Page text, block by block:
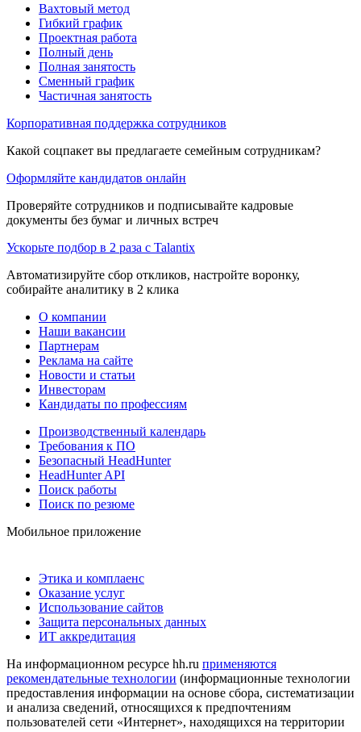
Вахтовый метод
Гибкий график
Проектная работа
Полный день
Полная занятость
Сменный график
Частичная занятость
Корпоративная поддержка сотрудников
Какой соцпакет вы предлагаете семейным сотрудникам?
Оформляйте кандидатов онлайн
Проверяйте сотрудников и подписывайте кадровые
документы без бумаг и личных встреч
Ускорьте подбор в 2 раза с Talantix
Автоматизируйте сбор откликов, настройте воронку,
собирайте аналитику в 2 клика
О компании
Наши вакансии
Партнерам
Реклама на сайте
Новости и статьи
Инвесторам
Кандидаты по профессиям
Производственный календарь
Требования к ПО
Безопасный HeadHunter
HeadHunter API
Поиск работы
Поиск по резюме
Мобильное приложение
Этика и комплаенс
Оказание услуг
Использование сайтов
Защита персональных данных
ИТ аккредитация
На информационном ресурсе hh.ru применяются
рекомендательные технологии (информационные технологии
предоставления информации на основе сбора, систематизации
и анализа сведений, относящихся к предпочтениям
пользователей сети «Интернет», находящихся на территории